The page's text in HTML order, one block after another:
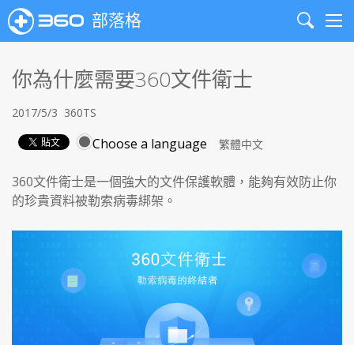
部落格
Search
你為什麼需要360文件衛士
2017/5/3 360TS
Choose a language
360文件衛士是一個強大的文件保護軟體，能夠有效防止你
的珍貴資料被勒索病毒綁架。